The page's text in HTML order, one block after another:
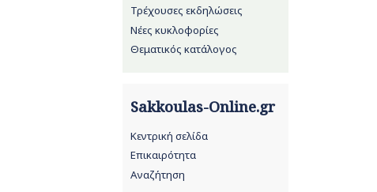
Τρέχουσες εκδηλώσεις
Νέες κυκλοφορίες
Θεματικός κατάλογος
Sakkoulas-Online.gr
Κεντρική σελίδα
Επικαιρότητα
Αναζήτηση